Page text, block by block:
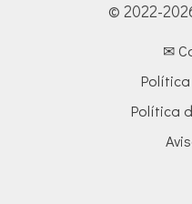
© 2022-
✉
Política